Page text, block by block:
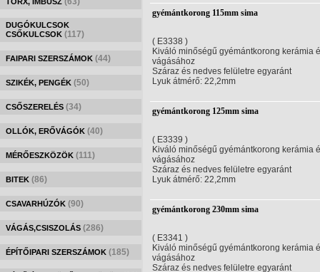
DUGÓKULCSOK
CSŐKULCSOK (117)
FAIPARI SZERSZÁMOK (44)
SZIKÉK, PENGÉK (50)
CSŐSZERELÉS (34)
OLLÓK, ERŐVÁGÓK (40)
MÉRŐESZKÖZÖK (111)
BITEK (86)
CSAVARHÚZÓK (90)
VÁGÁS,CSISZOLÁS (286)
ÉPÍTŐIPARI SZERSZÁMOK (185)
gyémántkorong 115mm sima
( E3338 )
Kiváló minőségű gyémántkorong kerámia
vágásához
Száraz és nedves felületre egyaránt
Lyuk átmérő: 22,2mm
gyémántkorong 125mm sima
( E3339 )
Kiváló minőségű gyémántkorong kerámia
vágásához
Száraz és nedves felületre egyaránt
Lyuk átmérő: 22,2mm
gyémántkorong 230mm sima
( E3341 )
Kiváló minőségű gyémántkorong kerámia
vágásához
Száraz és nedves felületre egyaránt